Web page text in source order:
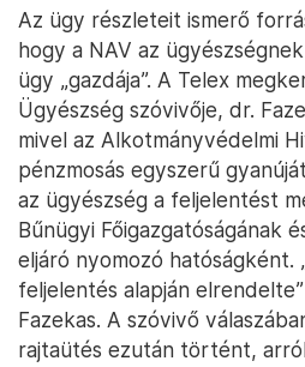
Az ügy részleteit ismerő
hogy a NAV az
ügy „gazdája”. A Telex
Ügyészség szóvivője, dr.
mivel az Alkotmányvédelmi
pénzmosás egyszerű
az ügyészség a feljelentést
Bűnügyi Főigazgatóságának
eljáró nyomozó hatóságként.
feljelentés alapján
Fazekas. A szóvivő
rajtaütés ezután történt,